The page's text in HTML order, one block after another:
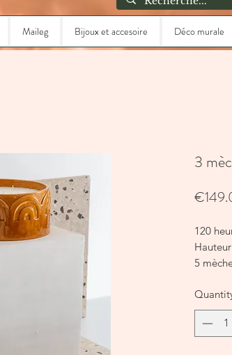
Maileg Bijoux et accesoire Déco murale
3
120
5